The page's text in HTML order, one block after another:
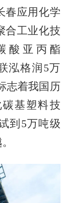
春应用化学
合工业化技
酸亚丙酯
泓格润5万
志着我国历
基塑料技
到5万吨级